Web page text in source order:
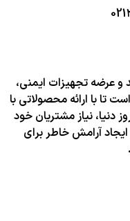
و عرضه تجهیزات ایمنی،
تا با ارائه محصولاتی با
دنیا، نیاز مشتریان خود
آرامش خاطر برای